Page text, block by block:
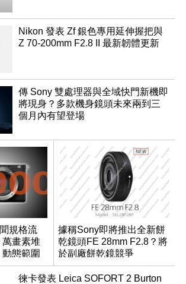
Nikon 發表 Zf 銀色專用延伸握把與
Z 70-200mm F2.8 II 最新韌體更新
傳 Sony 雙處理器與全域快門新機即
將現身？多款機身鏡頭未來兩到三
個月內有望登場
規格流
萬畫素堆
態範圍
據稱Sony即將推出全新餅
乾鏡頭FE 28mm F2.8？將
於副廠餅乾鏡競爭
徠卡發表 Leica SOFORT 2 Burton